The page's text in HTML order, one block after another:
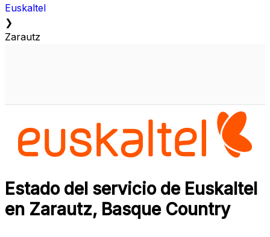
Euskaltel
❯
Zarautz
Estado del servicio de Euskaltel
en Zarautz, Basque Country